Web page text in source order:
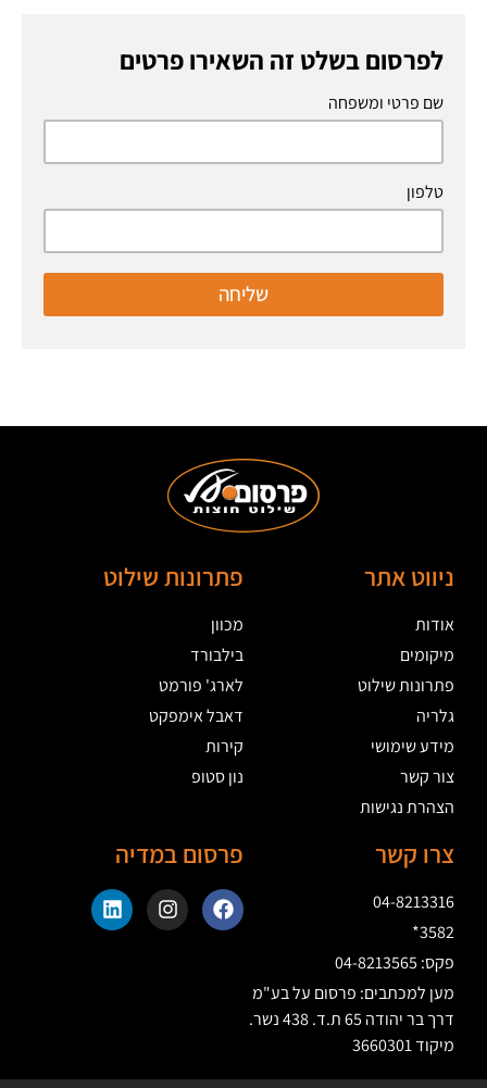
לפרסום בשלט זה השאירו פרטים
שם פרטי ומשפחה
טלפון
שליחה
ניווט אתר
אודות
מיקומים
פתרונות שילוט
גלריה
מידע שימושי
צור קשר
הצהרת נגישות
פתרונות שילוט
מכוון
בילבורד
לארג' פורמט
דאבל אימפקט
קירות
נון סטופ
צרו קשר
04-8213316
3582*
פקס: 04-8213565
מען למכתבים: פרסום על בע"מ
דרך בר יהודה 65 ת.ד. 438 נשר.
מיקוד 3660301
פרסום במדיה